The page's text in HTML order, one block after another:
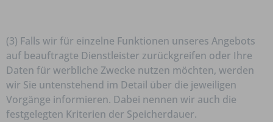
(3) Falls wir für einzelne Funktionen unseres Angebots
auf beauftragte Dienstleister zurückgreifen oder Ihre
Daten für werbliche Zwecke nutzen möchten, werden
wir Sie untenstehend im Detail über die jeweiligen
Vorgänge informieren. Dabei nennen wir auch die
festgelegten Kriterien der Speicherdauer.